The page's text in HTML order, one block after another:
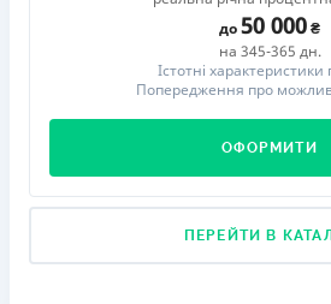
до50 000
на 345-365 дн.
Істотні характеристики
Попередження про
ОФОРМИТИ
ПЕРЕЙТИ В